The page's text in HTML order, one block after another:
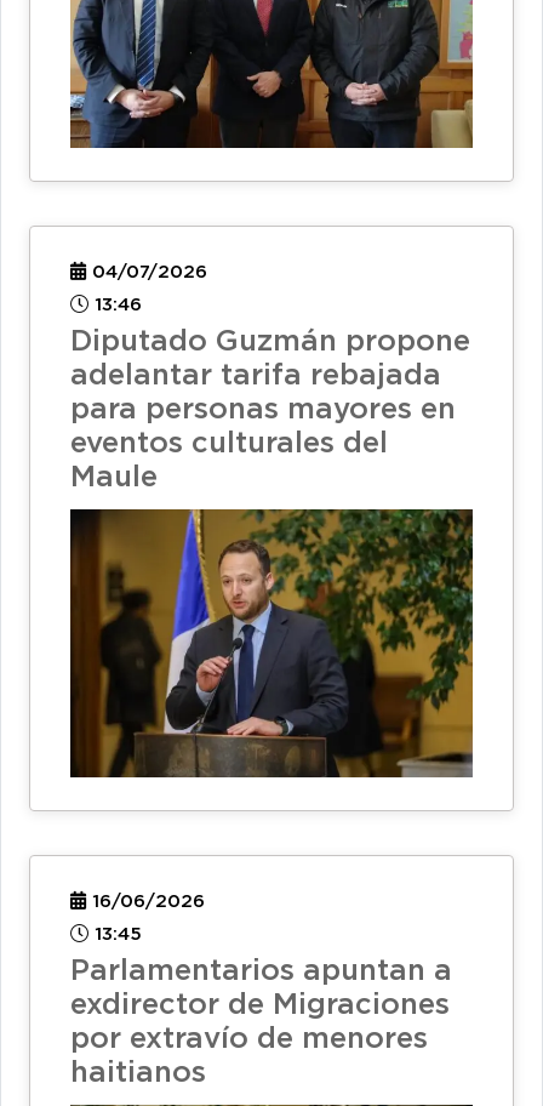
04/07/2026
13:46
Diputado Guzmán propone
adelantar tarifa rebajada
para personas mayores en
eventos culturales del
Maule
16/06/2026
13:45
Parlamentarios apuntan a
exdirector de Migraciones
por extravío de menores
haitianos